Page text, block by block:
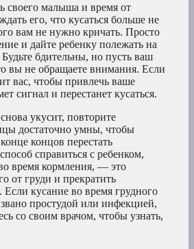
своего малыша и время от
его, что кусаться больше не
вам не нужно кричать. Просто
и дайте ребенку полежать на
бдительны, но пусть ваш
вы не обращаете внимания. Если
вас, чтобы привлечь ваше
сигнал и перестанет кусаться.
укусит, повторите
достаточно умны, чтобы
концов перестать
справиться с ребенком,
время кормления, — это
от груди и прекратить
кусание во время грудного
простудой или инфекцией,
со своим врачом, чтобы узнать,